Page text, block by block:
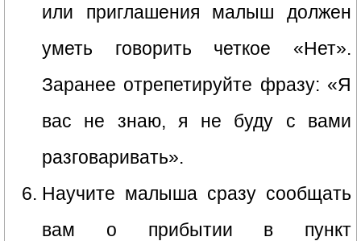
или приглашения малыш должен
уметь говорить четкое «Нет».
Заранее отрепетируйте фразу: «Я
вас не знаю, я не буду с вами
разговаривать».
Научите малыша сразу сообщать
вам о прибытии в пункт